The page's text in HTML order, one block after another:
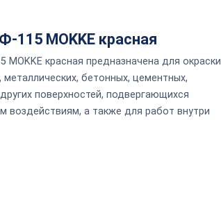
115 MOKKE красная
MOKKE красная предназначена для окраски
металлических, бетонных, цементных,
поверхностей, подвергающихся
воздействиям, а также для работ внутри